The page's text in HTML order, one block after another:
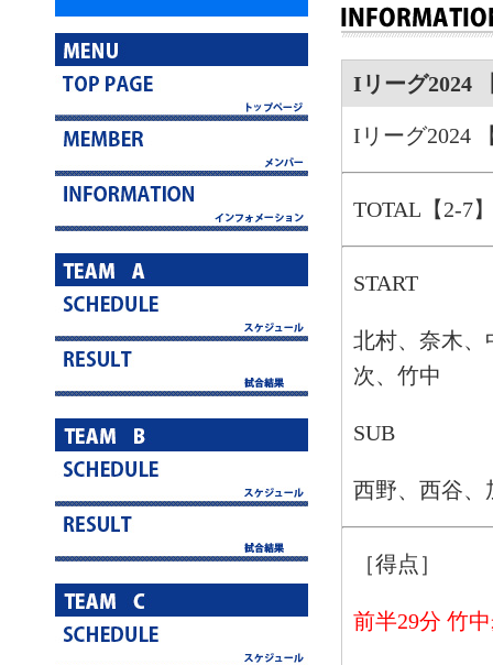
Iリーグ2024
Iリーグ2024
TOTAL【2-7
START
北村、奈木、
次、竹中
SUB
西野、西谷、
［得点］
前半29分 竹